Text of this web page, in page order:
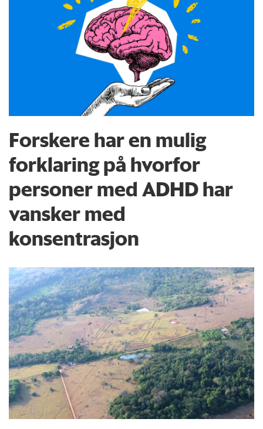
Forskere har en mulig
forklaring på hvorfor
personer med ADHD har
vansker med
konsentrasjon